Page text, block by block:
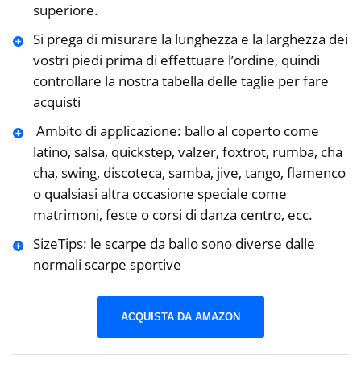
superiore.
Si prega di misurare la lunghezza e la larghezza dei
vostri piedi prima di effettuare l’ordine, quindi
controllare la nostra tabella delle taglie per fare
acquisti
️ Ambito di applicazione: ballo al coperto come
latino, salsa, quickstep, valzer, foxtrot, rumba, cha
cha, swing, discoteca, samba, jive, tango, flamenco
o qualsiasi altra occasione speciale come
matrimoni, feste o corsi di danza centro, ecc.
️SizeTips: le scarpe da ballo sono diverse dalle
normali scarpe sportive
ACQUISTA DA AMAZON